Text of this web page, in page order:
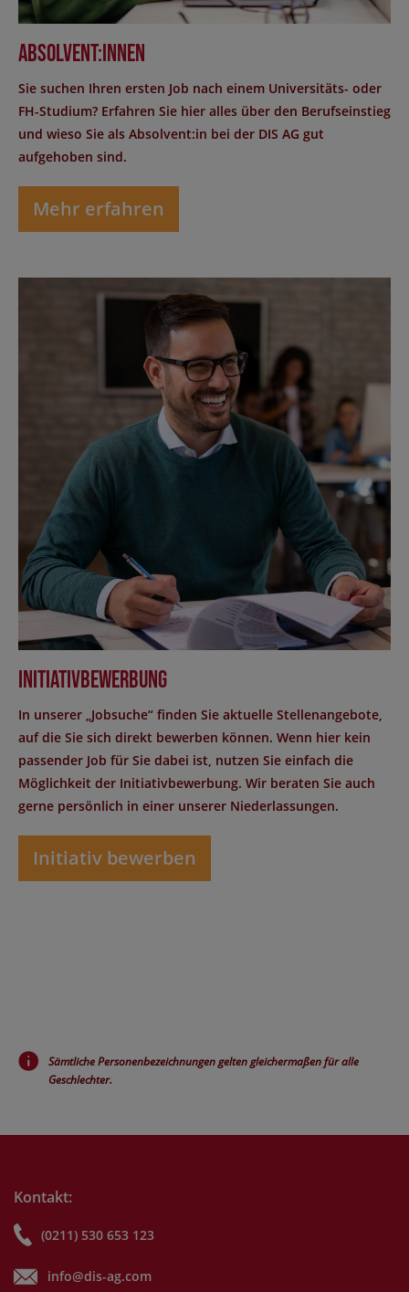
Absolvent:innen
Sie suchen Ihren ersten Job nach einem Universitäts- oder
FH-Studium? Erfahren Sie hier alles über den Berufseinstieg
und wieso Sie als Absolvent:in bei der DIS AG gut
aufgehoben sind.
Mehr erfahren
Initiativbewerbung
In unserer „Jobsuche“ finden Sie aktuelle Stellenangebote,
auf die Sie sich direkt bewerben können. Wenn hier kein
passender Job für Sie dabei ist, nutzen Sie einfach die
Möglichkeit der Initiativbewerbung. Wir beraten Sie auch
gerne persönlich in einer unserer Niederlassungen.
Initiativ bewerben
Sämtliche Personenbezeichnungen gelten gleichermaßen für alle
Geschlechter.
Kontakt:
(0211) 530 653 123
info@dis-ag.com